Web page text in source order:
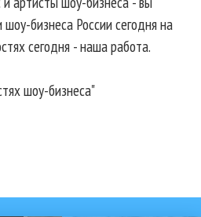
бизнеса России сегодня на
сегодня - наша работа.
шоу-бизнеса"